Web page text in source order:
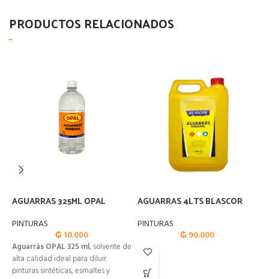
PRODUCTOS RELACIONADOS
AGUARRAS 325ML OPAL
PINTURAS
₲ 10.000
Aguarrás OPAL 325 ml, solvente de
alta calidad ideal para diluir
pinturas sintéticas, esmaltes y
AGUARRAS 4LTS BLASCOR
PINTURAS
₲ 90.000